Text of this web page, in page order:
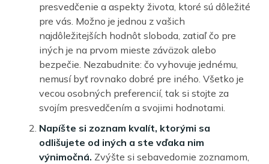
presvedčenie a aspekty života, ktoré sú dôležité
pre vás. Možno je jednou z vašich
najdôležitejších hodnôt sloboda, zatiaľ čo pre
iných je na prvom mieste záväzok alebo
bezpečie. Nezabudnite: čo vyhovuje jednému,
nemusí byť rovnako dobré pre iného. Všetko je
vecou osobných preferencií, tak si stojte za
svojím presvedčením a svojimi hodnotami.
Napíšte si zoznam kvalít, ktorými sa
odlišujete od iných a ste vďaka nim
výnimočná. Zvýšte si sebavedomie zoznamom,